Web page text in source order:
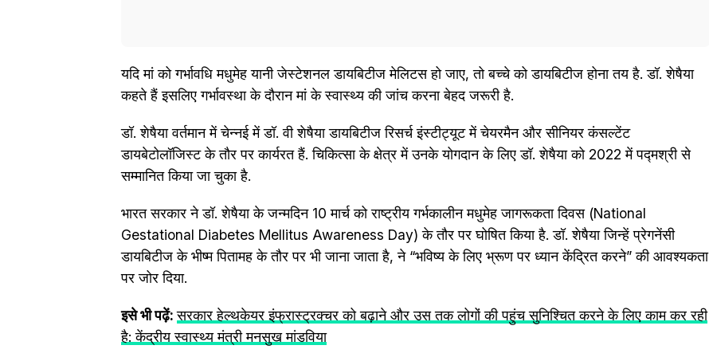
यदि मां को गर्भावधि मधुमेह यानी जेस्टेशनल डायबिटीज मेलिटस हो जाए, तो बच्चे को डायबिटीज होना तय है. डॉ. शेषैया
कहते हैं इसलिए गर्भावस्था के दौरान मां के स्वास्थ्य की जांच करना बेहद जरूरी है.
डॉ. शेषैया वर्तमान में चेन्नई में डॉ. वी शेषैया डायबिटीज रिसर्च इंस्टीट्यूट में चेयरमैन और सीनियर कंसल्टेंट
डायबेटोलॉजिस्ट के तौर पर कार्यरत हैं. चिकित्सा के क्षेत्र में उनके योगदान के लिए डॉ. शेषैया को 2022 में पद्मश्री से
सम्मानित किया जा चुका है.
भारत सरकार ने डॉ. शेषैया के जन्मदिन 10 मार्च को राष्ट्रीय गर्भकालीन मधुमेह जागरूकता दिवस (National
Gestational Diabetes Mellitus Awareness Day) के तौर पर घोषित किया है. डॉ. शेषैया जिन्हें प्रेगनेंसी
डायबिटीज के भीष्म पितामह के तौर पर भी जाना जाता है, ने “भविष्य के लिए भ्रूण पर ध्यान केंद्रित करने” की आवश्यकता
पर जोर दिया.
इसे भी पढ़ें:सरकार हेल्थकेयर इंफ्रास्ट्रक्चर को बढ़ाने और उस तक लोगों की पहुंच सुनिश्चित करने के लिए काम कर रही
है: केंद्रीय स्वास्थ्य मंत्री मनसुख मांडविया